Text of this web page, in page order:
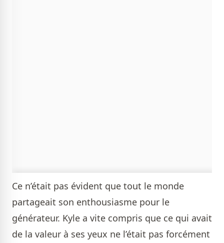
Ce n’était pas évident que tout le monde
partageait son enthousiasme pour le
générateur. Kyle a vite compris que ce qui avait
de la valeur à ses yeux ne l’était pas forcément